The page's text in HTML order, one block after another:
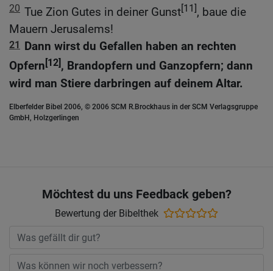
20 Tue Zion Gutes in deiner Gunst[11], baue die
Mauern Jerusalems!
21
Dann wirst du Gefallen haben an rechten
Opfern [12], Brandopfern und Ganzopfern; dann
wird man Stiere darbringen auf deinem Altar.
Elberfelder Bibel 2006, © 2006 SCM R.Brockhaus in der SCM Verlagsgruppe
GmbH, Holzgerlingen
Möchtest du uns Feedback geben?
Bewertung der Bibelthek